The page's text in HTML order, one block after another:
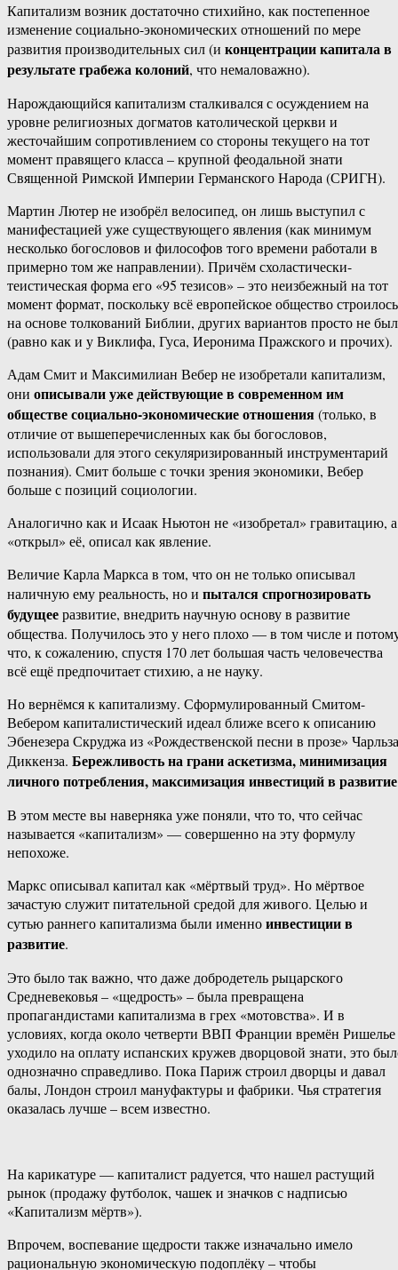
Капитализм возник достаточно стихийно, как постепенное
изменение социально-экономических отношений по мере
развития производительных сил (и концентрации капитала в
результате грабежа колоний, что немаловажно).
Нарождающийся капитализм сталкивался с осуждением на
уровне религиозных догматов католической церкви и
жесточайшим сопротивлением со стороны текущего на тот
момент правящего класса – крупной феодальной знати
Священной Римской Империи Германского Народа (СРИГН).
Мартин Лютер не изобрёл велосипед, он лишь выступил с
манифестацией уже существующего явления (как минимум
несколько богословов и философов того времени работали в
примерно том же направлении). Причём схоластически-
теистическая форма его «95 тезисов» – это неизбежный на тот
момент формат, поскольку всё европейское общество строилось
на основе толкований Библии, других вариантов просто не
(равно как и у Виклифа, Гуса, Иеронима Пражского и прочих).
Адам Смит и Максимилиан Вебер не изобретали капитализм,
они описывали уже действующие в современном им
обществе социально-экономические отношения(только, в
отличие от вышеперечисленных как бы богословов,
использовали для этого секуляризированный инструментарий
познания). Смит больше с точки зрения экономики, Вебер
больше с позиций социологии.
Аналогично как и Исаак Ньютон не «изобретал» гравитацию, а
«открыл» её, описал как явление.
Величие Карла Маркса в том, что он не только описывал
наличную ему реальность, но и пытался спрогнозировать
будущееразвитие, внедрить научную основу в развитие
общества. Получилось это у него плохо — в том числе и
что, к сожалению, спустя 170 лет большая часть человечества
всё ещё предпочитает стихию, а не науку.
Но вернёмся к капитализму. Сформулированный Смитом-
Вебером капиталистический идеал ближе всего к описанию
Эбенезера Скруджа из «Рождественской песни в прозе» Чарльза
Диккенза. Бережливость на грани аскетизма, минимизация
личного потребления, максимизация инвестиций в развитие
В этом месте вы наверняка уже поняли, что то, что сейчас
называется «капитализм» — совершенно на эту формулу
непохоже.
Маркс описывал капитал как «мёртвый труд». Но мёртвое
зачастую служит питательной средой для живого. Целью и
сутью раннего капитализма были именноинвестиции в
развитие.
Это было так важно, что даже добродетель рыцарского
Средневековья – «щедрость» – была превращена
пропагандистами капитализма в грех «мотовства». И в
условиях, когда около четверти ВВП Франции времён Ришелье
уходило на оплату испанских кружев дворцовой знати, это
однозначно справедливо. Пока Париж строил дворцы и давал
балы, Лондон строил мануфактуры и фабрики. Чья стратегия
оказалась лучше – всем известно.
На карикатуре — капиталист радуется, что нашел растущий
рынок (продажу футболок, чашек и значков с надписью
«Капитализм мёртв»).
Впрочем, воспевание щедрости также изначально имело
рациональную экономическую подоплёку – чтобы